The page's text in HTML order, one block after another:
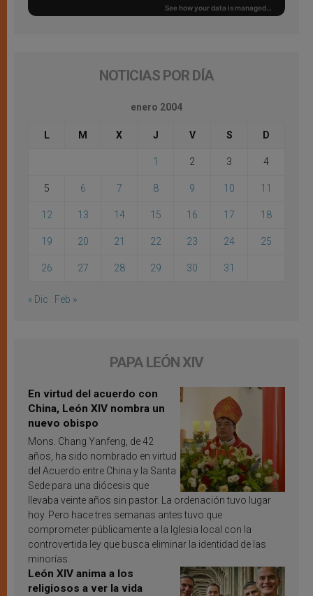
NOTICIAS POR DÍA
enero 2004
L M X J V S D
1 2 3 4
5 6 7 8 9 10 11
12 13 14 15 16 17 18
19 20 21 22 23 24 25
26 27 28 29 30 31
« Dic Feb »
PAPA LEÓN XIV
En virtud del acuerdo con
China, León XIV nombra un
nuevo obispo
Mons. Chang Yanfeng, de 42
años, ha sido nombrado en virtud
del Acuerdo entre China y la Santa
Sede para una diócesis que
llevaba veinte años sin pastor. La ordenación tuvo lugar
hoy. Pero hace tres semanas antes tuvo que
comprometer públicamente a la Iglesia local con la
controvertida ley que busca eliminar la identidad de las
minorías.
León XIV anima a los
religiosos a ver la vida